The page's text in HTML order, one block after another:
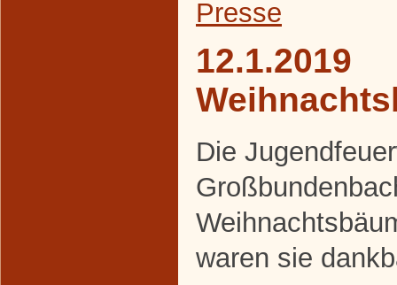
Presse
12.1.2019
Die
waren sie